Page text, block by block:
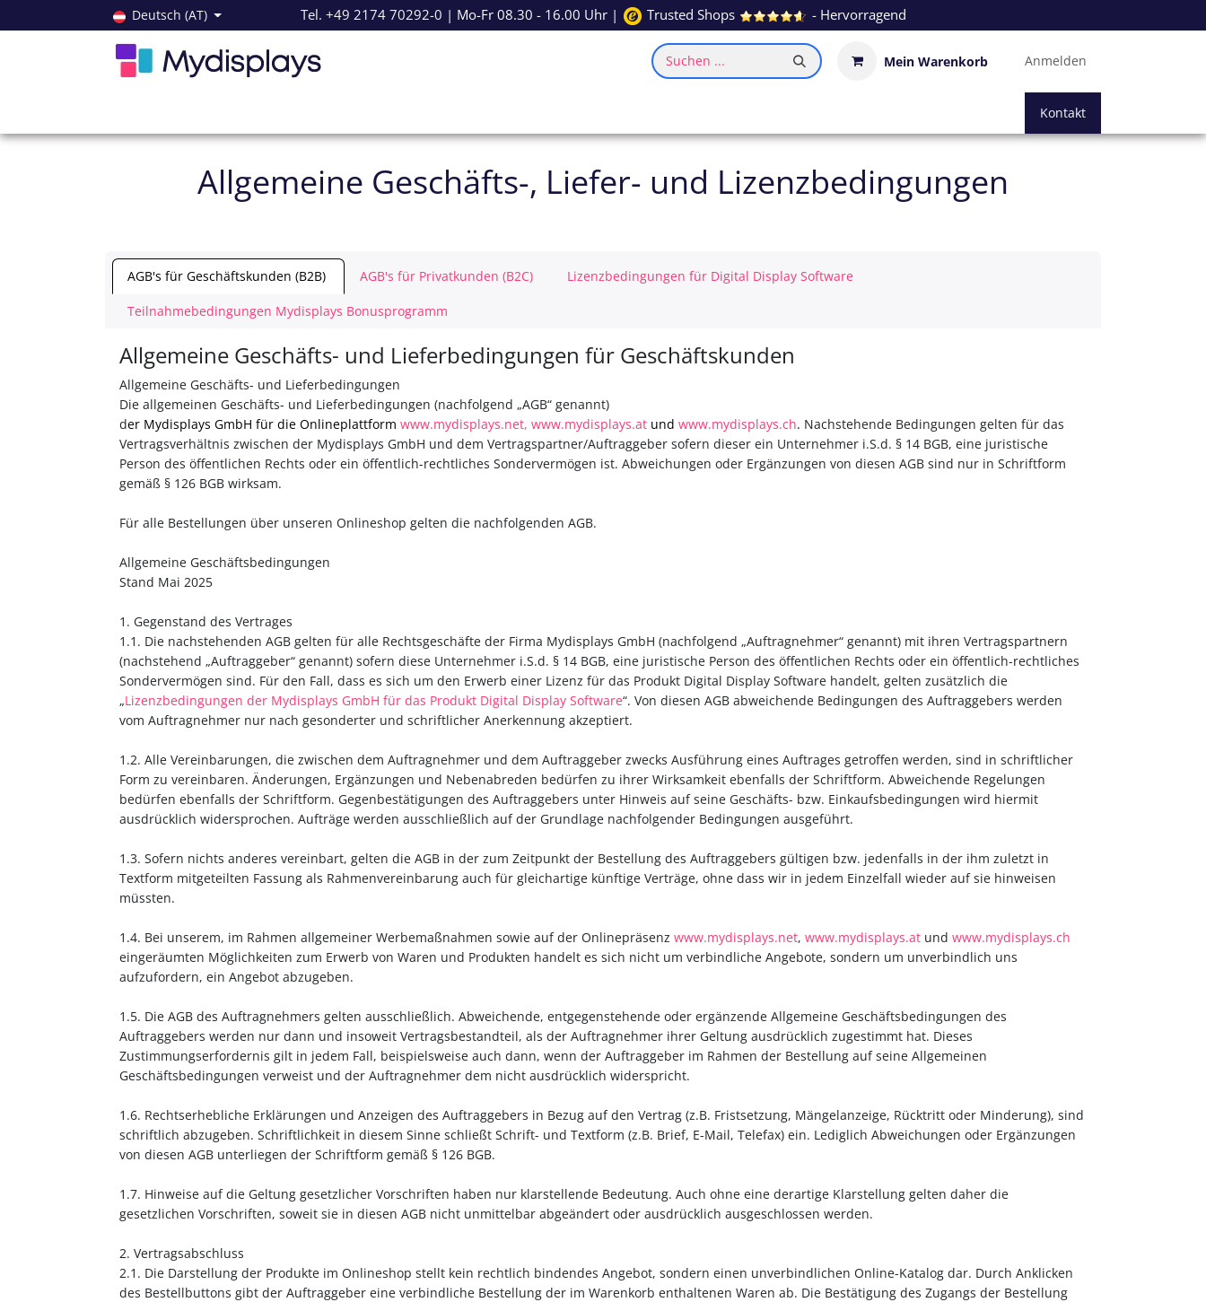
Zum Inhalt springen Deutsch (AT) Tel. +49 2174 70292-0 | Mo-Fr 08.30 - 16.00 Uhr | Trusted Shops - Hervorragend
Suchen ... Mein Warenkorb Anmelden
Kontakt
Allgemeine Geschäfts-, Liefer- und Lizenzbedingungen
AGB's für Geschäftskunden (B2B) AGB's für Privatkunden (B2C) Lizenzbedingungen für Digital Display Software
Teilnahmebedingungen Mydisplays Bonusprogramm
Allgemeine Geschäfts- und Lieferbedingungen für Geschäftskunden
Allgemeine Geschäfts- und Lieferbedingungen
Die allgemeinen Geschäfts- und Lieferbedingungen (nachfolgend „AGB“ genannt)
der Mydisplays GmbH für die Onlineplattform www.mydisplays.net, www.mydisplays.at und www.mydisplays.ch. Nachstehende Bedingungen gelten für das
Vertragsverhältnis zwischen der Mydisplays GmbH und dem Vertragspartner/Auftraggeber sofern dieser ein Unternehmer i.S.d. § 14 BGB, eine juristische
Person des öffentlichen Rechts oder ein öffentlich-rechtliches Sondervermögen ist. Abweichungen oder Ergänzungen von diesen AGB sind nur in Schriftform
gemäß § 126 BGB wirksam.
Für alle Bestellungen über unseren Onlineshop gelten die nachfolgenden AGB.
Allgemeine Geschäftsbedingungen
Stand Mai 2025
1. Gegenstand des Vertrages
1.1. Die nachstehenden AGB gelten für alle Rechtsgeschäfte der Firma Mydisplays GmbH (nachfolgend „Auftragnehmer“ genannt) mit ihren Vertragspartnern
(nachstehend „Auftraggeber“ genannt) sofern diese Unternehmer i.S.d. § 14 BGB, eine juristische Person des öffentlichen Rechts oder ein öffentlich-rechtliches
Sondervermögen sind. Für den Fall, dass es sich um den Erwerb einer Lizenz für das Produkt Digital Display Software handelt, gelten zusätzlich die
„Lizenzbedingungen der Mydisplays GmbH für das Produkt Digital Display Software“. Von diesen AGB abweichende Bedingungen des Auftraggebers werden
vom Auftragnehmer nur nach gesonderter und schriftlicher Anerkennung akzeptiert.
1.2. Alle Vereinbarungen, die zwischen dem Auftragnehmer und dem Auftraggeber zwecks Ausführung eines Auftrages getroffen werden, sind in schriftlicher
Form zu vereinbaren. Änderungen, Ergänzungen und Nebenabreden bedürfen zu ihrer Wirksamkeit ebenfalls der Schriftform. Abweichende Regelungen
bedürfen ebenfalls der Schriftform. Gegenbestätigungen des Auftraggebers unter Hinweis auf seine Geschäfts- bzw. Einkaufsbedingungen wird hiermit
ausdrücklich widersprochen. Aufträge werden ausschließlich auf der Grundlage nachfolgender Bedingungen ausgeführt.
1.3. Sofern nichts anderes vereinbart, gelten die AGB in der zum Zeitpunkt der Bestellung des Auftraggebers gültigen bzw. jedenfalls in der ihm zuletzt in
Textform mitgeteilten Fassung als Rahmenvereinbarung auch für gleichartige künftige Verträge, ohne dass wir in jedem Einzelfall wieder auf sie hinweisen
müssten.
1.4. Bei unserem, im Rahmen allgemeiner Werbemaßnahmen sowie auf der Onlinepräsenz www.mydisplays.net, www.mydisplays.at und www.mydisplays.ch
eingeräumten Möglichkeiten zum Erwerb von Waren und Produkten handelt es sich nicht um verbindliche Angebote, sondern um unverbindlich uns
aufzufordern, ein Angebot abzugeben.
1.5. Die AGB des Auftragnehmers gelten ausschließlich. Abweichende, entgegenstehende oder ergänzende Allgemeine Geschäftsbedingungen des
Auftraggebers werden nur dann und insoweit Vertragsbestandteil, als der Auftragnehmer ihrer Geltung ausdrücklich zugestimmt hat. Dieses
Zustimmungserfordernis gilt in jedem Fall, beispielsweise auch dann, wenn der Auftraggeber im Rahmen der Bestellung auf seine Allgemeinen
Geschäftsbedingungen verweist und der Auftragnehmer dem nicht ausdrücklich widerspricht.
1.6. Rechtserhebliche Erklärungen und Anzeigen des Auftraggebers in Bezug auf den Vertrag (z.B. Fristsetzung, Mängelanzeige, Rücktritt oder Minderung), sind
schriftlich abzugeben. Schriftlichkeit in diesem Sinne schließt Schrift- und Textform (z.B. Brief, E-Mail, Telefax) ein. Lediglich Abweichungen oder Ergänzungen
von diesen AGB unterliegen der Schriftform gemäß § 126 BGB.
1.7. Hinweise auf die Geltung gesetzlicher Vorschriften haben nur klarstellende Bedeutung. Auch ohne eine derartige Klarstellung gelten daher die
gesetzlichen Vorschriften, soweit sie in diesen AGB nicht unmittelbar abgeändert oder ausdrücklich ausgeschlossen werden.
2. Vertragsabschluss
2.1. Die Darstellung der Produkte im Onlineshop stellt kein rechtlich bindendes Angebot, sondern einen unverbindlichen Online-Katalog dar. Durch Anklicken
des Bestellbuttons gibt der Auftraggeber eine verbindliche Bestellung der im Warenkorb enthaltenen Waren ab. Die Bestätigung des Zugangs der Bestellung